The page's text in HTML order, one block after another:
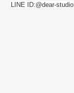
LINE ID:@dear-studio